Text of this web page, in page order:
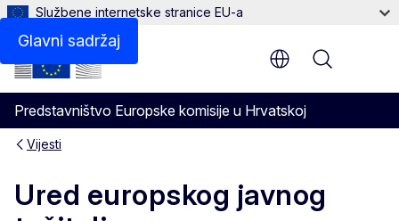
Glavni sadržaj
Službene internetske stranice EU-a
Predstavništvo Europske komisije u Hrvatskoj
Menu
Vijesti
Ured europskog javnog